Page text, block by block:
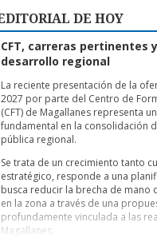
DE HOY
CFT, carreras pertinentes
desarrollo regional
La reciente presentación de la
2027 por parte del Centro de
(CFT) de Magallanes representa
fundamental en la consolidación
pública regional.
Se trata de un crecimiento tanto
estratégico, responde a una
busca reducir la brecha de mano
en la zona a través de una
profundamente vinculada a las
Magallanes.